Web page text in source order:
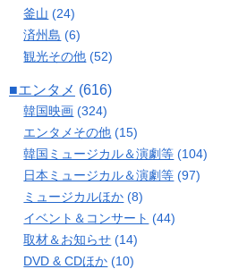
釜山 (24)
済州島 (6)
観光その他 (52)
■エンタメ (616)
韓国映画 (324)
エンタメその他 (15)
韓国ミュージカル＆演劇等 (104)
日本ミュージカル＆演劇等 (97)
ミュージカルほか (8)
イベント＆コンサート (44)
取材＆お知らせ (14)
DVD & CDほか (10)